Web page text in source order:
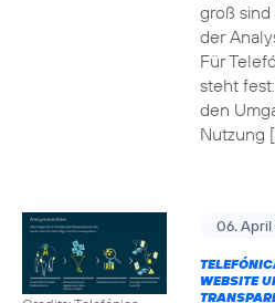
groß
der
Für
steht
den
Nutzung
06. April
WEBSITE